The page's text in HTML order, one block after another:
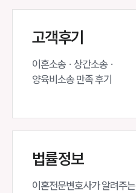
고객후기
이혼소송 · 상간소송 ·
양육비소송 만족 후기
법률정보
이혼전문변호사가 알려주는